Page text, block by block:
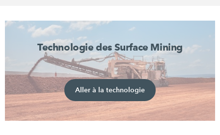
Technologie des Surface Mining
Aller à la technologie